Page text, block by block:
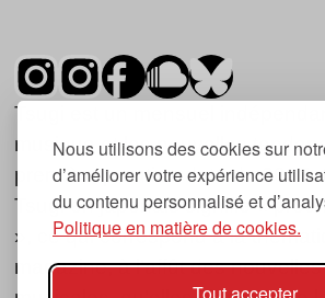
Nous utilisons des cookies sur
d’améliorer votre expérience
du contenu personnalisé et
Politique en matière de cookies.
Tsugi est un mensuel
musique et les nouvelles
première parution date de 2007.
Tsugi en japonais signifie «
», ce qui correspond à la
magazine, à l’affût des